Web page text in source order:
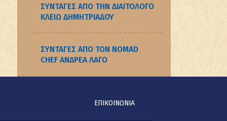
ΣΥΝΤΑΓΈΣ ΑΠΌ ΤΗΝ ΔΙΑΙΤΟΛΌΓΟ
ΚΛΕΙΏ ΔΗΜΗΤΡΙΆΔΟΥ
ΣΥΝΤΑΓΈΣ ΑΠΌ ΤΟΝ NOMAD
CHEF ΑΝΔΡΈΑ ΛΑΓΌ
ΕΠΙΚΟΙΝΩΝΙΑ